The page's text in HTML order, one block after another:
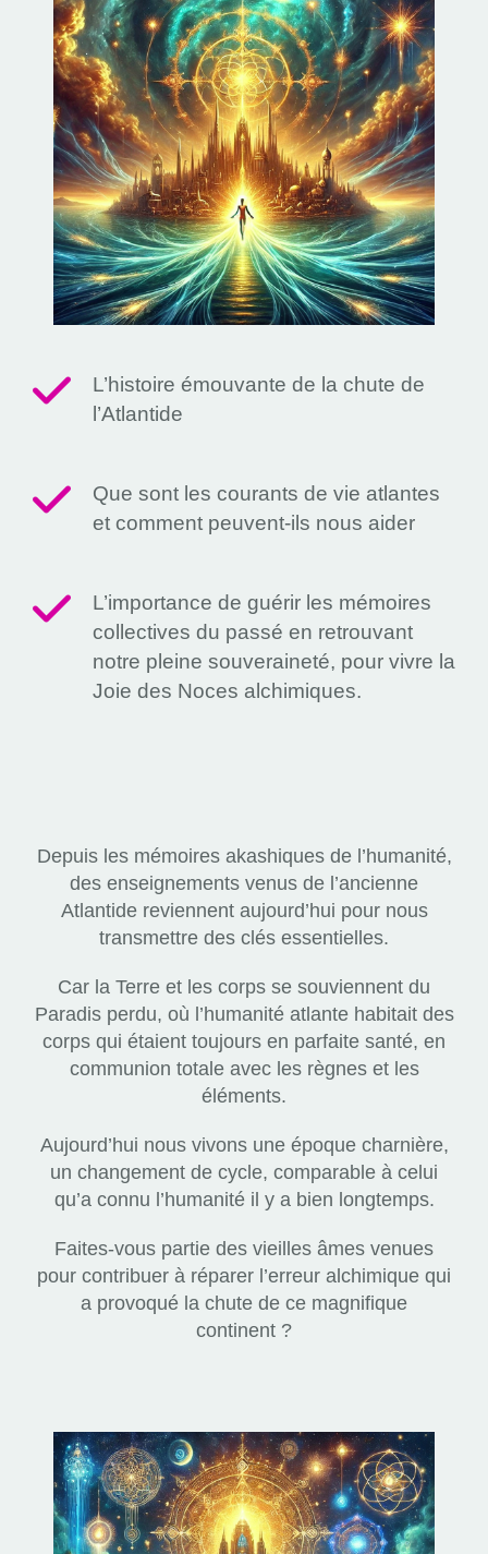
L’histoire émouvante de la chute de
l’Atlantide
Que sont les courants de vie atlantes
et comment peuvent-ils nous aider
L’importance de guérir les mémoires
collectives du passé en retrouvant
notre pleine souveraineté, pour vivre la
Joie des Noces alchimiques.
Depuis les mémoires akashiques de l’humanité,
des enseignements venus de l’ancienne
Atlantide reviennent aujourd’hui pour nous
transmettre des clés essentielles.
Car la Terre et les corps se souviennent du
Paradis perdu, où l’humanité atlante habitait des
corps qui étaient toujours en parfaite santé, en
communion totale avec les règnes et les
éléments.
Aujourd’hui nous vivons une époque charnière,
un changement de cycle, comparable à celui
qu’a connu l’humanité il y a bien longtemps.
Faites-vous partie des vieilles âmes venues
pour contribuer à réparer l’erreur alchimique qui
a provoqué la chute de ce magnifique
continent ?